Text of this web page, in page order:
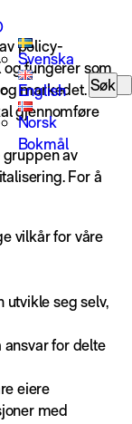
Svenska
English
Norsk
Bokmål
Søk
policy-
fungerer som
markedet. Alle
gjennomføre
av
For å
vilkår for våre
seg selv,
for delte
eiere
med